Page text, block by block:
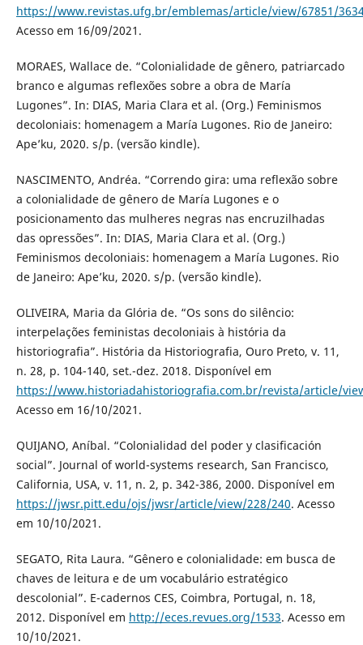
https://www.revistas.ufg.br/emblemas/article/view/67851/
Acesso em 16/09/2021.
MORAES, Wallace de. “Colonialidade de gênero, patriarcado
branco e algumas reflexões sobre a obra de María
Lugones”. In: DIAS, Maria Clara et al. (Org.) Feminismos
decoloniais: homenagem a María Lugones. Rio de Janeiro:
Ape’ku, 2020. s/p. (versão kindle).
NASCIMENTO, Andréa. “Correndo gira: uma reflexão sobre
a colonialidade de gênero de María Lugones e o
posicionamento das mulheres negras nas encruzilhadas
das opressões”. In: DIAS, Maria Clara et al. (Org.)
Feminismos decoloniais: homenagem a María Lugones. Rio
de Janeiro: Ape’ku, 2020. s/p. (versão kindle).
OLIVEIRA, Maria da Glória de. “Os sons do silêncio:
interpelações feministas decoloniais à história da
historiografia”. História da Historiografia, Ouro Preto, v. 11,
n. 28, p. 104-140, set.-dez. 2018. Disponível em
https://www.historiadahistoriografia.com.br/revista/article/
Acesso em 16/10/2021.
QUIJANO, Aníbal. “Colonialidad del poder y clasificación
social”. Journal of world-systems research, San Francisco,
California, USA, v. 11, n. 2, p. 342-386, 2000. Disponível em
https://jwsr.pitt.edu/ojs/jwsr/article/view/228/240. Acesso
em 10/10/2021.
SEGATO, Rita Laura. “Gênero e colonialidade: em busca de
chaves de leitura e de um vocabulário estratégico
descolonial”. E-cadernos CES, Coimbra, Portugal, n. 18,
2012. Disponível em http://eces.revues.org/1533. Acesso em
10/10/2021.